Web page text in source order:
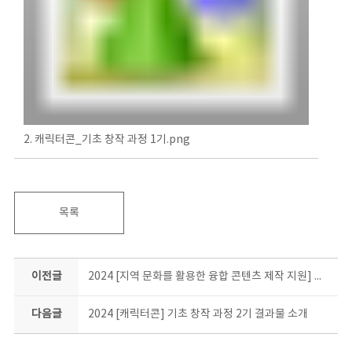
2. 캐릭터콘_기초 창작 과정 1기.png
목록
이전글 2024 [지역 문화를 활용한 융합 콘텐츠 제작 지원] 결과물 소개
다음글 2024 [캐릭터콘] 기초 창작 과정 2기 결과물 소개